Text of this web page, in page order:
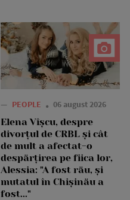
— PEOPLE 06 august 2026
Elena Vîșcu, despre
divorțul de CRBL și cât
de mult a afectat-o
despărțirea pe fiica lor,
Alessia: "A fost rău, și
mutatul în Chișinău a
fost..."